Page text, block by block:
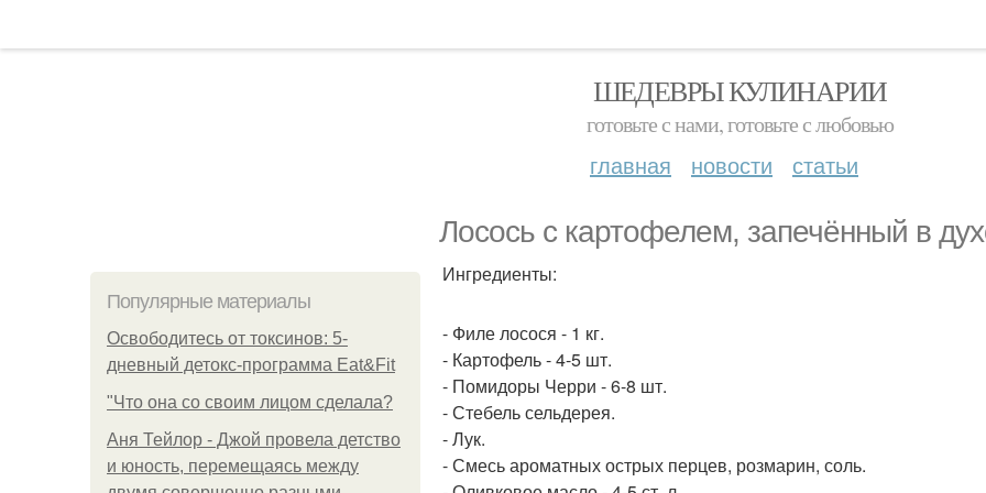
ШЕДЕВРЫ КУЛИНАРИИ
готовьте с нами, готовьте с любовью
главная новости статьи
Лосось с картофелем, запечённый в
Популярные материалы
Освободитесь от токсинов: 5-
дневный детокс-программа Eat&Fit
"Что она со своим лицом сделала?
Аня Тейлор - Джой провела детство
и юность, перемещаясь между
Ингредиенты:
- Филе лосося - 1 кг.
- Картофель - 4-5 шт.
- Помидоры Черри - 6-8 шт.
- Стебель сельдерея.
- Лук.
- Смесь ароматных острых перцев, розмарин, соль.